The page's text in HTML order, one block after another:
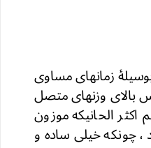
زمانهای مساوی
بالای وزنهای متصل
الحانیکه موزون
چونکه خیلی ساده و